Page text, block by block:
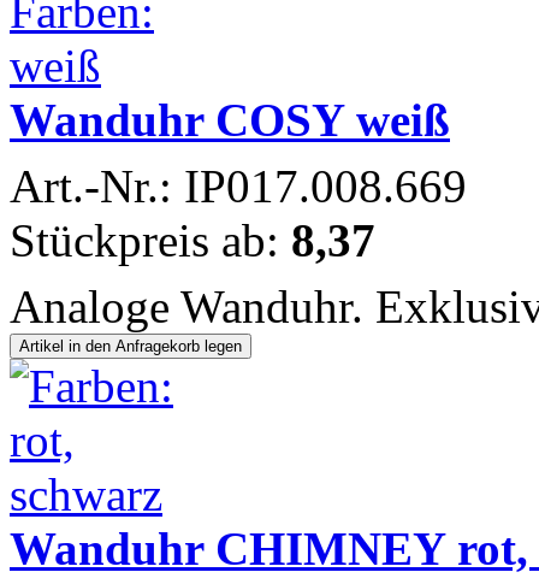
Wanduhr COSY weiß
Art.-Nr.: IP017.008.669
Stückpreis ab: 8,37
Analoge Wanduhr.
Wanduhr CHIMNEY rot,